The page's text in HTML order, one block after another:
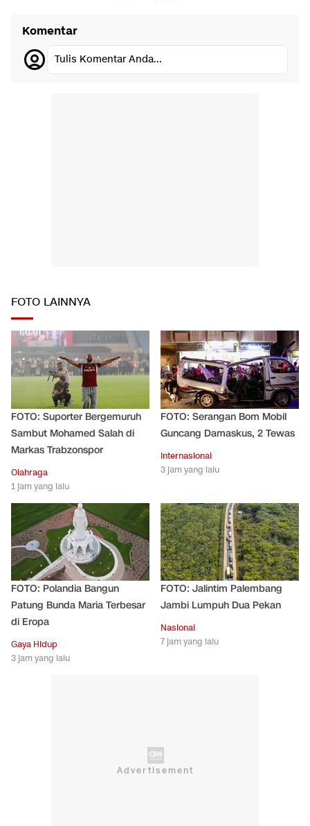
Komentar
Tulis Komentar Anda...
FOTO LAINNYA
FOTO: Suporter Bergemuruh
Sambut Mohamed Salah di
Markas Trabzonspor
Olahraga
1 jam yang lalu
FOTO: Serangan Bom Mobil
Guncang Damaskus, 2 Tewas
Internasional
3 jam yang lalu
FOTO: Polandia Bangun
Patung Bunda Maria Terbesar
di Eropa
Gaya Hidup
3 jam yang lalu
FOTO: Jalintim Palembang
Jambi Lumpuh Dua Pekan
Nasional
7 jam yang lalu